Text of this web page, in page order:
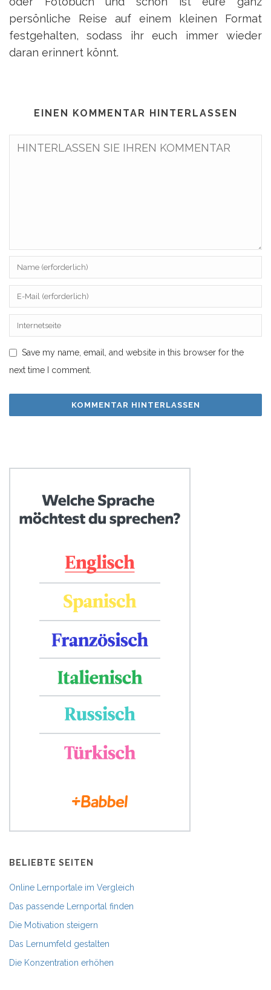
persönliche Reise auf einem kleinen Format
festgehalten, sodass ihr euch immer wieder
daran erinnert könnt.
EINEN KOMMENTAR HINTERLASSEN
Save my name, email, and website in this browser for the
next time I comment.
BELIEBTE SEITEN
Online Lernportale im Vergleich
Das passende Lernportal finden
Die Motivation steigern
Das Lernumfeld gestalten
Die Konzentration erhöhen